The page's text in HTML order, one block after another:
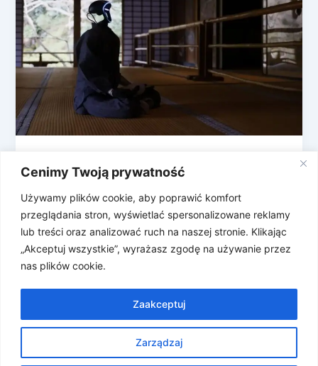
Cenimy Twoją prywatność
Używamy plików cookie, aby poprawić komfort
przeglądania stron, wyświetlać spersonalizowane reklamy
lub treści oraz analizować ruch na naszej stronie. Klikając
„Akceptuj wszystkie”, wyrażasz zgodę na używanie przez
nas plików cookie.
Zarządzaj
Zaakceptuj
polski Edward
Roboty humanoidalne w ostatnich latach rozwijają
się prężnie i znajdują kolejne zastosowania w
technologii, nauce, medycynie czy codziennym
życiu. Ostatnie […]
Prawa autorskie © 2026 Znosne Newsy | Obsługiwane przez